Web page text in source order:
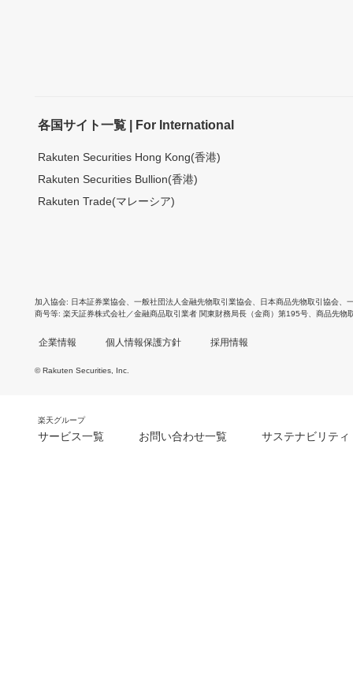
各国サイト一覧 | For International
Rakuten Securities Hong Kong(香港)
Rakuten Securities Bullion(香港)
Rakuten Trade(マレーシア)
加入協会 日本証券業協会 一般社団法人金融先物取引業協会 日本商品先物取引協会
商号等 楽天証券株式会社／金融商品取引業者 関東財務局長（金商）第195号、商品先物
企業情報 個人情報保護方針 採用情報
© Rakuten Securities, Inc.
楽天グループ
サービス一覧 お問い合わせ一覧 サステナビリティ